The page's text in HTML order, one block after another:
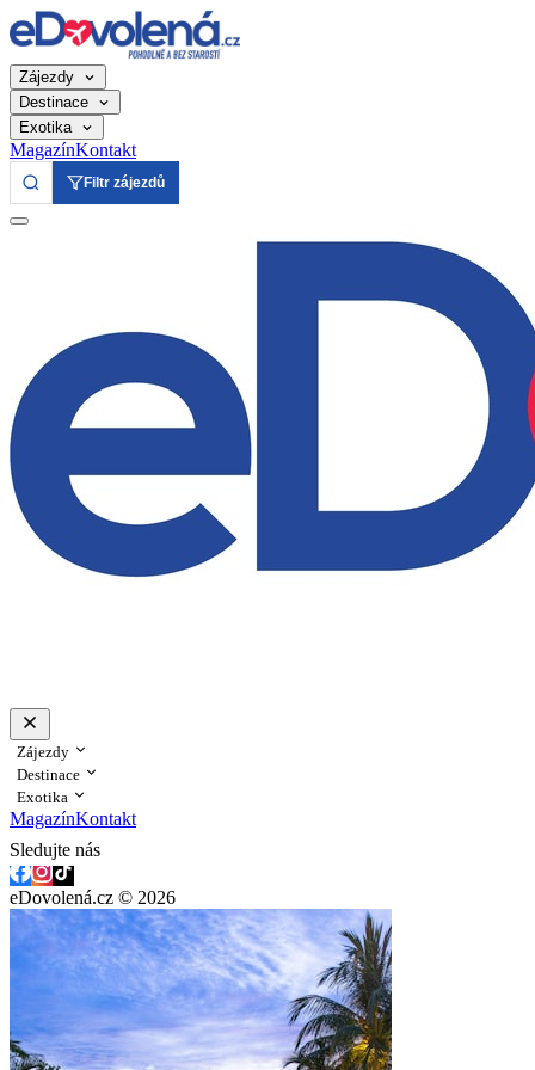
Zájezdy
Destinace
Exotika
MagazínKontakt
Filtr zájezdů
Zájezdy
Destinace
Exotika
MagazínKontakt
Sledujte nás
eDovolená.cz © 2026